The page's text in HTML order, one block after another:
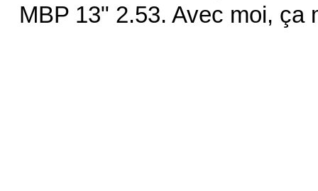
MBP 13" 2.53. Avec moi, ça